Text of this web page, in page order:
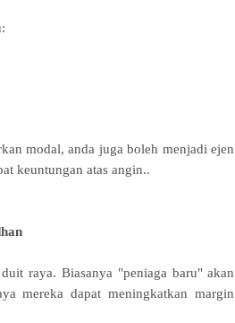
modal, anda juga boleh menjadiejen
keuntungan atas angin..
raya. Biasanya "peniaga baru" akan
mereka dapat meningkatkan margin